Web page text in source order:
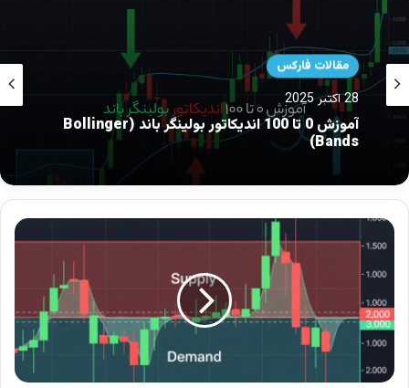
صورت مداوم در حال نوسان است. تحلیل تکنیکال
کلاسیک در واقع اولین رویکردی بود که تحلیل‌گران با
مشاهده این نمودارها توسعه دادند. در این روش،
تحلیلگر تلاش می‌کند با استفاده از ابزارهایی مانند
روندها، حمایت و مقاومت و الگوهای قیمتی، آینده
بازار را پیش‌بینی کند.
نوشته های مشابه
حساب ریل چیست | آموزش افتتاح حساب real
30 سپتامبر 2024
حساب آزمایشی دمو (Demo)در فارکس چیست؟ |
مقالات فارکس
28 اکتبر 2025
آموزش 0 تا 100 اندیکاتور بولینگر باند (Bollinger
Bands)